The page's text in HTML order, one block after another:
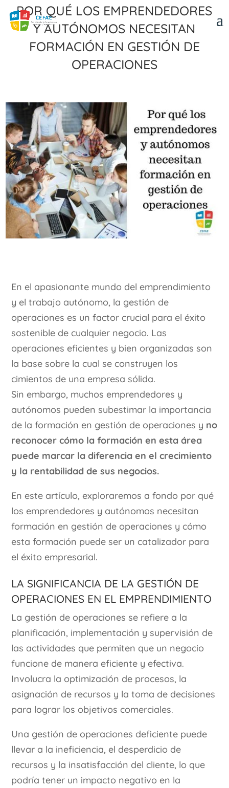
Por qué los emprendedores
y autónomos necesitan
formación en gestión de
operaciones
En el apasionante mundo del emprendimiento
y el trabajo autónomo, la gestión de
operaciones es un factor crucial para el éxito
sostenible de cualquier negocio. Las
operaciones eficientes y bien organizadas son
la base sobre la cual se construyen los
cimientos de una empresa sólida.
Sin embargo, muchos emprendedores y
autónomos pueden subestimar la importancia
de la formación en gestión de operaciones y no
reconocer cómo la formación en esta área
puede marcar la diferencia en el crecimiento
y la rentabilidad de sus negocios.
En este artículo, exploraremos a fondo por qué
los emprendedores y autónomos necesitan
formación en gestión de operaciones y cómo
esta formación puede ser un catalizador para
el éxito empresarial.
La Significancia de la Gestión de
Operaciones en el Emprendimiento
La gestión de operaciones se refiere a la
planificación, implementación y supervisión de
las actividades que permiten que un negocio
funcione de manera eficiente y efectiva.
Involucra la optimización de procesos, la
asignación de recursos y la toma de decisiones
para lograr los objetivos comerciales.
Una gestión de operaciones deficiente puede
llevar a la ineficiencia, el desperdicio de
recursos y la insatisfacción del cliente, lo que
podría tener un impacto negativo en la